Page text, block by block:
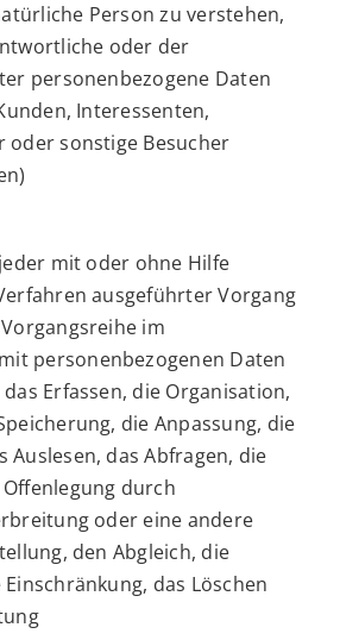
Person zu verstehen,
oder der
personenbezogene Daten
Interessenten,
oder sonstige Besucher
mit oder ohne Hilfe
ausgeführter Vorgang
im
personenbezogenen Daten
Erfassen, die Organisation,
die Anpassung, die
Auslesen, das Abfragen, die
durch
oder eine andere
den Abgleich, die
das Löschen